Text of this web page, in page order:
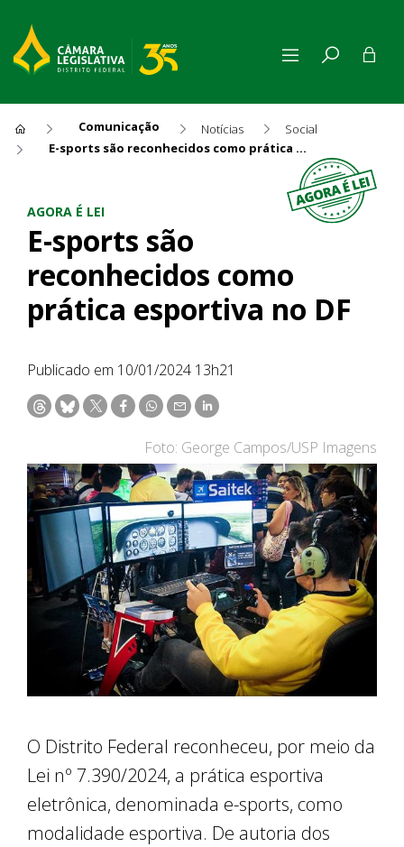
Comunicação Notícias
Social
E-sports são reconhecidos como prática esportiva no DF
E-sports são reconhecidos
AGORA É LEI
E-sports são
reconhecidos como
prática esportiva no DF
Publicado em 10/01/2024 13h21
Foto: George Campos/USP Imagens
O Distrito Federal reconheceu, por meio da
Lei nº 7.390/2024, a prática esportiva
eletrônica, denominada e-sports, como
modalidade esportiva. De autoria dos